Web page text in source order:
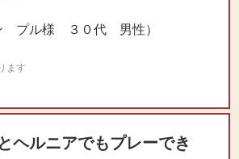
プル様 ３０代 男性）
ます
ヘルニアでもプレーでき